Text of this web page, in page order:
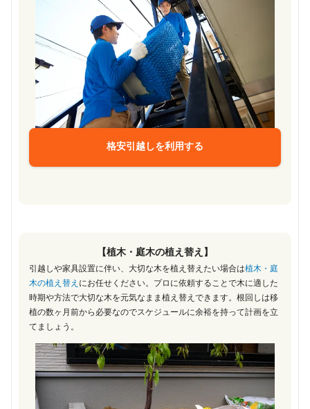
格安引越しを利用する
【植木・庭木の植え替え】
引越しや家具設置に伴い、大切な木を植え替えたい場合は植木・庭
木の植え替え にお任せください。プロに依頼することで木に適した
時期や方法で大切な木を元気なまま植え替えできます。根回しは移
植の数ヶ月前から必要なのでスケジュールに余裕を持って計画を立
てましょう。